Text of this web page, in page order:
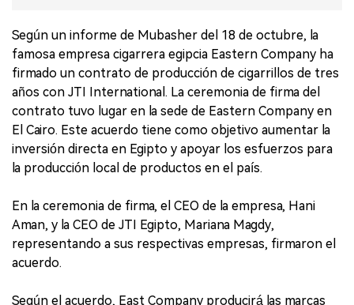
Según un informe de Mubasher del 18 de octubre, la
famosa empresa cigarrera egipcia Eastern Company ha
firmado un contrato de producción de cigarrillos de tres
años con JTI International. La ceremonia de firma del
contrato tuvo lugar en la sede de Eastern Company en
El Cairo. Este acuerdo tiene como objetivo aumentar la
inversión directa en Egipto y apoyar los esfuerzos para
la producción local de productos en el país.
En la ceremonia de firma, el CEO de la empresa, Hani
Aman, y la CEO de JTI Egipto, Mariana Magdy,
representando a sus respectivas empresas, firmaron el
acuerdo.
Según el acuerdo, East Company producirá las marcas